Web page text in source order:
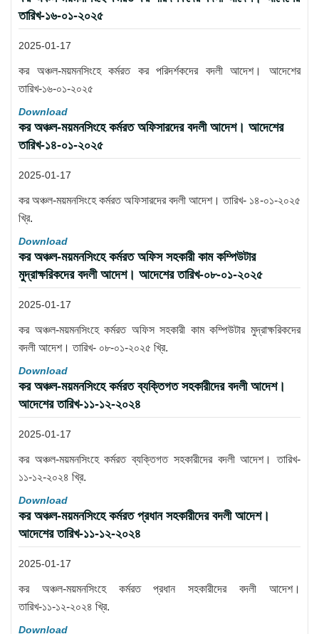
তারিখ-১৬-০১-২০২৫
2025-01-17
কর অঞ্চল-ময়মনসিংহে কর্মরত কর পরিদর্শকদের বদলী আদেশ। আদেশের
তারিখ-১৬-০১-২০২৫
Download
কর অঞ্চল-ময়মনসিংহে কর্মরত অফিসারদের বদলী আদেশ। আদেশের
তারিখ-১৪-০১-২০২৫
2025-01-17
কর অঞ্চল-ময়মনসিংহে কর্মরত অফিসারদের বদলী আদেশ। তারিখ- ১৪-০১-২০২৫
খ্রি.
Download
কর অঞ্চল-ময়মনসিংহে কর্মরত অফিস সহকারী কাম কম্পিউটার
মুদ্রাক্ষরিকদের বদলী আদেশ। আদেশের তারিখ-০৮-০১-২০২৫
2025-01-17
কর অঞ্চল-ময়মনসিংহে কর্মরত অফিস সহকারী কাম কম্পিউটার মুদ্রাক্ষরিকদের
বদলী আদেশ। তারিখ- ০৮-০১-২০২৫ খ্রি.
Download
কর অঞ্চল-ময়মনসিংহে কর্মরত ব্যক্তিগত সহকারীদের বদলী আদেশ।
আদেশের তারিখ-১১-১২-২০২৪
2025-01-17
কর অঞ্চল-ময়মনসিংহে কর্মরত ব্যক্তিগত সহকারীদের বদলী আদেশ। তারিখ-
১১-১২-২০২৪ খ্রি.
Download
কর অঞ্চল-ময়মনসিংহে কর্মরত প্রধান সহকারীদের বদলী আদেশ।
আদেশের তারিখ-১১-১২-২০২৪
2025-01-17
কর অঞ্চল-ময়মনসিংহে কর্মরত প্রধান সহকারীদের বদলী আদেশ।
তারিখ-১১-১২-২০২৪ খ্রি.
Download